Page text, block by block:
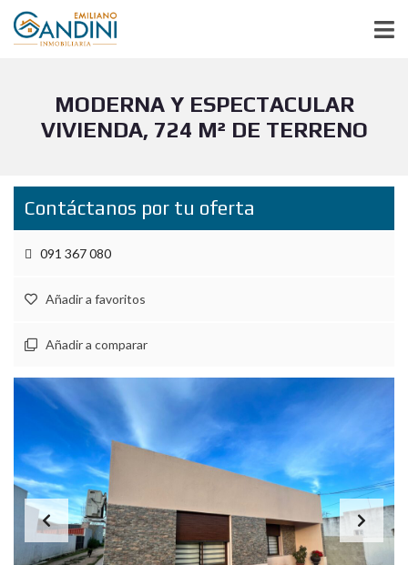
MODERNA Y ESPECTACULAR
VIVIENDA, 724 M² DE TERRENO
Contáctanos por tu oferta
091 367 080
Añadir a favoritos
Añadir a comparar